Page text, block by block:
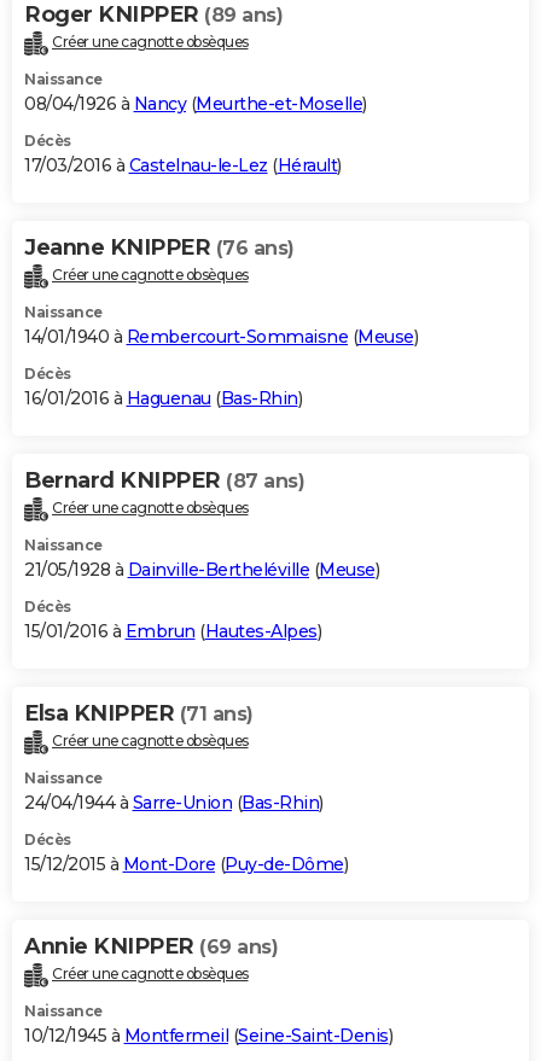
Roger KNIPPER (89 ans)
Créer une cagnotte obsèques
Naissance
08/04/1926 à Nancy(Meurthe-et-Moselle)
Décès
17/03/2016 à Castelnau-le-Lez (Hérault)
Jeanne KNIPPER (76 ans)
Créer une cagnotte obsèques
Naissance
14/01/1940 à Rembercourt-Sommaisne (Meuse)
Décès
16/01/2016 à Haguenau (Bas-Rhin)
Bernard KNIPPER (87 ans)
Créer une cagnotte obsèques
Naissance
21/05/1928 à Dainville-Bertheléville (Meuse)
Décès
15/01/2016 à Embrun (Hautes-Alpes)
Elsa KNIPPER (71 ans)
Créer une cagnotte obsèques
Naissance
24/04/1944 à Sarre-Union (Bas-Rhin)
Décès
15/12/2015 à Mont-Dore (Puy-de-Dôme)
Annie KNIPPER (69 ans)
Créer une cagnotte obsèques
Naissance
10/12/1945 à Montfermeil (Seine-Saint-Denis)